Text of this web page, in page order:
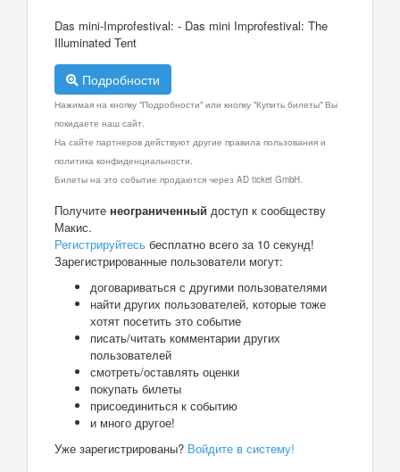
Das mini-Improfestival: - Das mini Improfestival: The
Illuminated Tent
Подробности
Нажимая на кнопку "Подробности" или кнопку "Купить билеты" Вы
покидаете наш сайт.
На сайте партнеров действуют другие правила пользования и
политика конфиденциальности.
Билеты на это событие продаются через AD ticket GmbH.
Получите неограниченный доступ к сообществу
Макис.
Регистрируйтесь бесплатно всего за 10 секунд!
Зарегистрированные пользователи могут:
договариваться с другими пользователями
найти других пользователей, которые тоже
хотят посетить это событие
писать/читать комментарии других
пользователей
смотреть/оставлять оценки
покупать билеты
присоединиться к событию
и много другое!
Уже зарегистрированы? Войдите в систему!